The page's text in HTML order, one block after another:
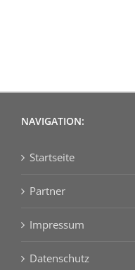
NAVIGATION:
Startseite
Partner
Impressum
Datenschutz